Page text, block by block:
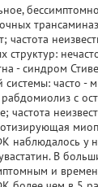
частота
- синдром
часто -
с
частота
наблюдалось у
В
и